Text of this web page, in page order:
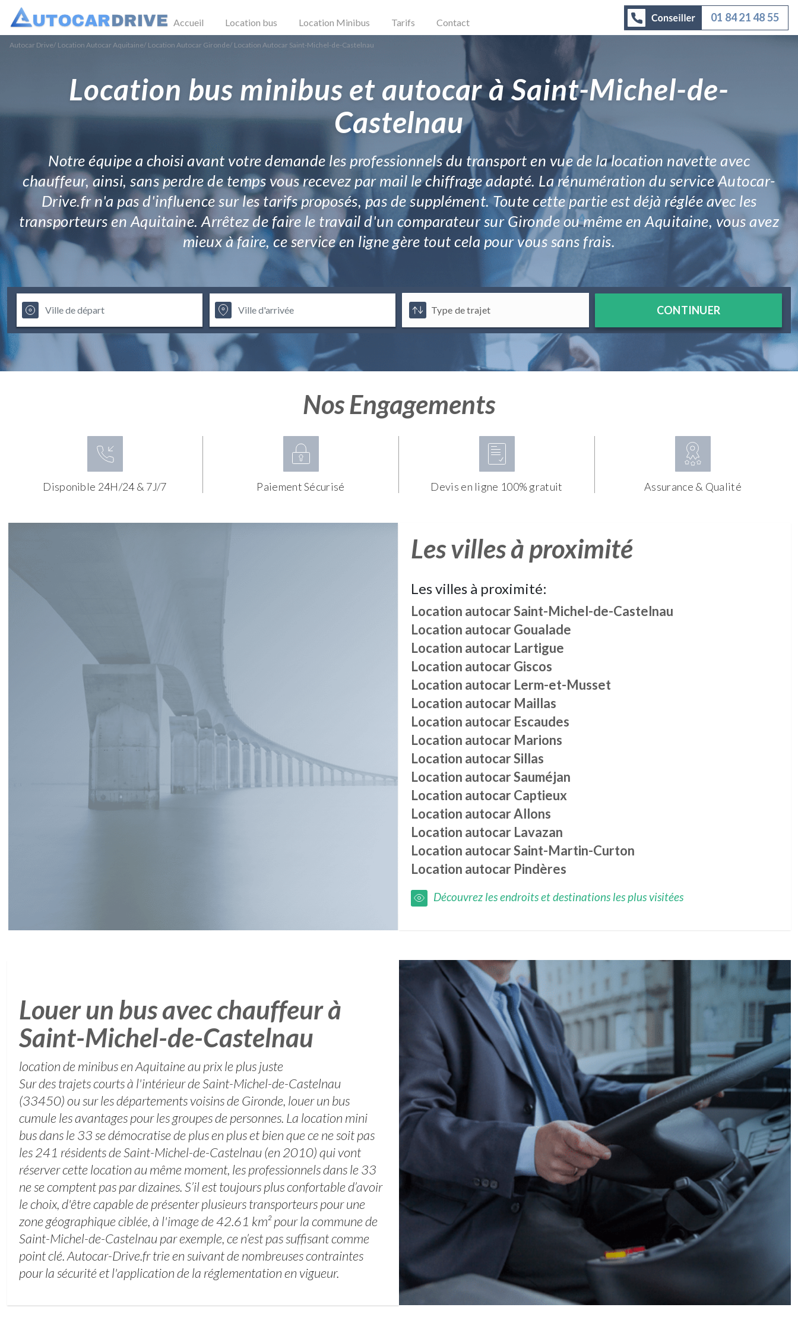
Accueil Location bus Location Minibus Tarifs Contact 01 84 21 48 55
Autocar Drive/ Location Autocar Aquitaine/ Location Autocar Gironde/ Location Autocar Saint-Michel-de-Castelnau
Location bus minibus et autocar à Saint-Michel-de-
Castelnau
Notre équipe a choisi avant votre demande les professionnels du transport en vue de la location navette avec
chauffeur, ainsi, sans perdre de temps vous recevez par mail le chiffrage adapté. La rénumération du service Autocar-
Drive.fr n'a pas d'influence sur les tarifs proposés, pas de supplément. Toute cette partie est déjà réglée avec les
transporteurs en Aquitaine. Arrêtez de faire le travail d'un comparateur sur Gironde ou même en Aquitaine, vous avez
mieux à faire, ce service en ligne gère tout cela pour vous sans frais.
CONTINUER
Nos Engagements
Disponible 24H/24 & 7J/7 Paiement Sécurisé Devis en ligne 100% gratuit Assurance & Qualité
Les villes à proximité
Les villes à proximité:
Location autocarSaint-Michel-de-Castelnau
Location autocarGoualade
Location autocar Lartigue
Location autocarGiscos
Location autocar Lerm-et-Musset
Location autocar Maillas
Location autocar Escaudes
Location autocar Marions
Location autocarSillas
Location autocarSauméjan
Location autocarCaptieux
Location autocarAllons
Location autocar Lavazan
Location autocarSaint-Martin-Curton
Location autocar Pindères
Découvrez les endroits et destinations les plus visitées
Louer un bus avec chauffeur à
Saint-Michel-de-Castelnau
location de minibus en Aquitaine au prix le plus juste
Sur des trajets courts à l'intérieur de Saint-Michel-de-Castelnau
(33450) ou sur les départements voisins de Gironde, louer un bus
cumule les avantages pour les groupes de personnes. La location mini
bus dans le 33 se démocratise de plus en plus et bien que ce ne soit pas
les 241 résidents de Saint-Michel-de-Castelnau (en 2010) qui vont
réserver cette location au même moment, les professionnels dans le 33
ne se comptent pas par dizaines. S’il est toujours plus confortable d’avoir
le choix, d'être capable de présenter plusieurs transporteurs pour une
zone géographique ciblée, à l'image de 42.61 km² pour la commune de
Saint-Michel-de-Castelnau par exemple, ce n’est pas suffisant comme
point clé. Autocar-Drive.fr trie en suivant de nombreuses contraintes
pour la sécurité et l'application de la réglementation en vigueur.